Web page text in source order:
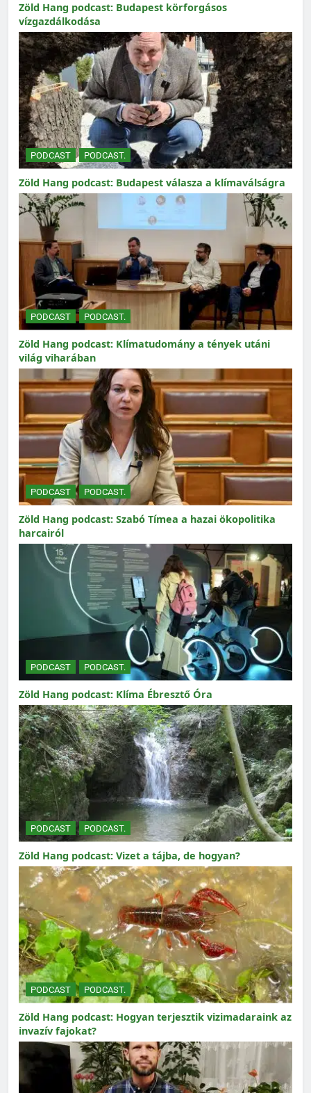
Zöld Hang podcast: Budapest körforgásos
vízgazdálkodása
PODCAST PODCAST.
Zöld Hang podcast: Budapest válasza a klímaválságra
PODCAST PODCAST.
Zöld Hang podcast: Klímatudomány a tények utáni
világ viharában
PODCAST PODCAST.
Zöld Hang podcast: Szabó Tímea a hazai ökopolitika
harcairól
PODCAST PODCAST.
Zöld Hang podcast: Klíma Ébresztő Óra
PODCAST PODCAST.
Zöld Hang podcast: Vizet a tájba, de hogyan?
PODCAST PODCAST.
Zöld Hang podcast: Hogyan terjesztik vizimadaraink az
invazív fajokat?